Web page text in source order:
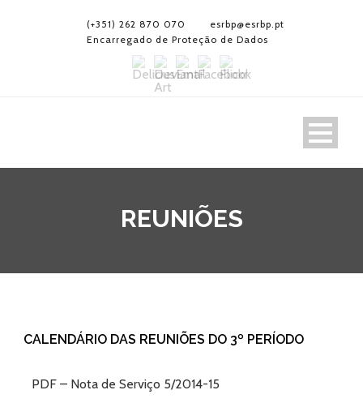
(+351) 262 870 070
esrbp@esrbp.pt
Encarregado de Proteção de Dados
REUNIÕES
CALENDÁRIO DAS REUNIÕES DO 3º PERÍODO
PDF – Nota de Serviço 5/2014-15